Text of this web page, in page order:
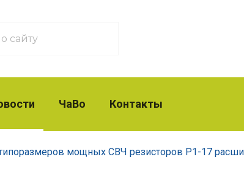
ЧаВо Контакты
мощных СВЧ резисторов Р1-17